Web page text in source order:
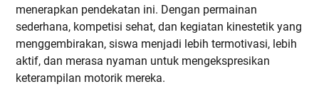
menerapkan pendekatan ini. Dengan permainan
sederhana, kompetisi sehat, dan kegiatan kinestetik yang
menggembirakan, siswa menjadi lebih termotivasi, lebih
aktif, dan merasa nyaman untuk mengekspresikan
keterampilan motorik mereka.